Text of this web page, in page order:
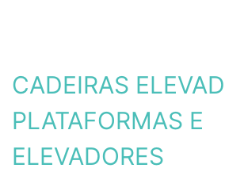
CADEIRAS
PLATAFORMAS E
ELEVADORES